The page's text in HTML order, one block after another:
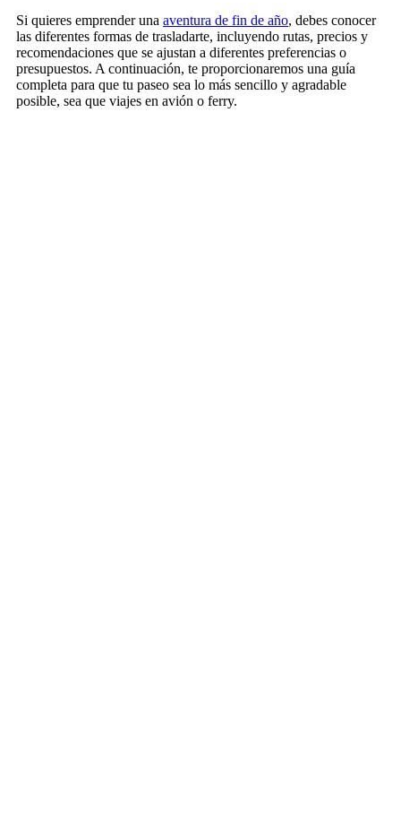
Si quieres emprender una aventura de fin de año, debes conocer
las diferentes formas de trasladarte, incluyendo rutas, precios y
recomendaciones que se ajustan a diferentes preferencias o
presupuestos. A continuación, te proporcionaremos una guía
completa para que tu paseo sea lo más sencillo y agradable
posible, sea que viajes en avión o ferry.